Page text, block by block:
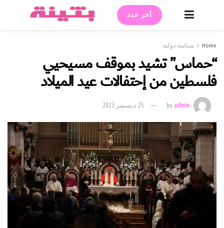
أخر عدد
سياسة دولية
تشيد بموقف مسيحيي
من إحتفالات عيد الميلاد
byadmin 25 ديسمبر 2023